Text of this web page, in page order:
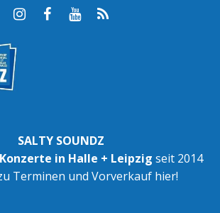
SALTY SOUNDZ
in Halle + Leipzig seit 2014
Terminen und Vorverkauf hier!